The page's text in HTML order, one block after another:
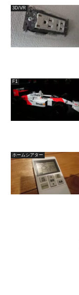
3D/VR
F1
ホームシアター